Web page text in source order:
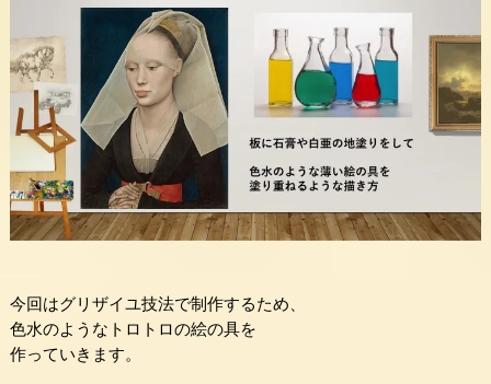
今回はグリザイユ技法で制作するため、
色水のようなトロトロの絵の具を
作っていきます。